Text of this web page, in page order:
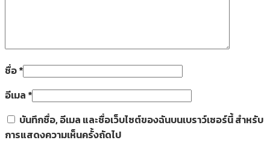
ชื่อ*
อีเมล *
บันทึกชื่อ, อีเมล และชื่อเว็บไซต์ของฉันบนเบราว์เซอร์นี้ สำหรับ
การแสดงความเห็นครั้งถัดไป